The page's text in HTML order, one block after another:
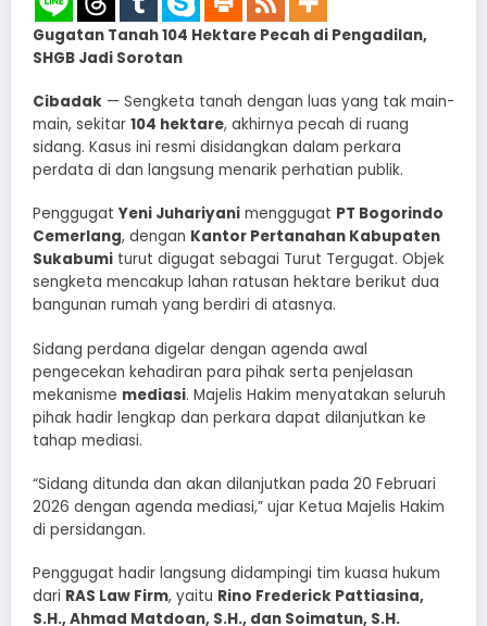
Gugatan Tanah 104 Hektare Pecah di Pengadilan,
SHGB Jadi Sorotan
Cibadak — Sengketa tanah dengan luas yang tak main-
main, sekitar 104 hektare, akhirnya pecah di ruang
sidang. Kasus ini resmi disidangkan dalam perkara
perdata di dan langsung menarik perhatian publik.
Penggugat Yeni Juhariyani menggugat PT Bogorindo
Cemerlang, dengan Kantor Pertanahan Kabupaten
Sukabumi turut digugat sebagai Turut Tergugat. Objek
sengketa mencakup lahan ratusan hektare berikut dua
bangunan rumah yang berdiri di atasnya.
Sidang perdana digelar dengan agenda awal
pengecekan kehadiran para pihak serta penjelasan
mekanisme mediasi. Majelis Hakim menyatakan seluruh
pihak hadir lengkap dan perkara dapat dilanjutkan ke
tahap mediasi.
“Sidang ditunda dan akan dilanjutkan pada 20 Februari
2026 dengan agenda mediasi,” ujar Ketua Majelis Hakim
di persidangan.
Penggugat hadir langsung didampingi tim kuasa hukum
dari RAS Law Firm, yaitu Rino Frederick Pattiasina,
S.H., Ahmad Matdoan, S.H., dan Soimatun, S.H.